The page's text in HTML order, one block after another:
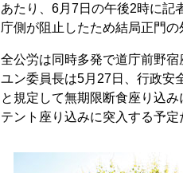
あたり、6月7日の午後2時に記
庁側が阻止したため結局正門
全公労は同時多発で道庁前野
ユン委員長は5月27日、行政安
と規定して無期限断食座り込
テント座り込みに突入する予定